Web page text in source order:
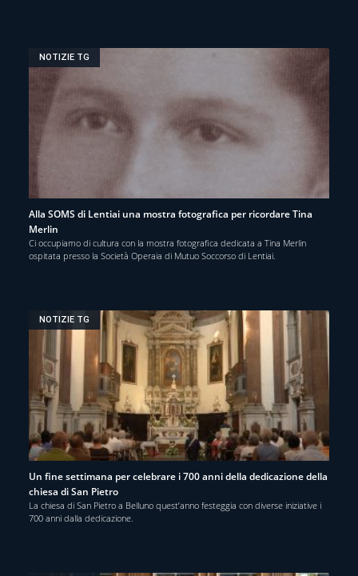
NOTIZIE TG
Alla SOMS di Lentiai una mostra fotografica per ricordare Tina
Merlin
Ci occupiamo di cultura con la mostra fotografica dedicata a Tina Merlin
ospitata presso la Società Operaia di Mutuo Soccorso di Lentiai.
NOTIZIE TG
Un fine settimana per celebrare i 700 anni della dedicazione della
chiesa di San Pietro
La chiesa di San Pietro a Belluno quest’anno festeggia con diverse iniziative i
700 anni dalla dedicazione.